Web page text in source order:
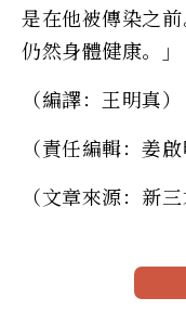
是在他被傳染之
仍然身體健康。」
（編譯：王明真）
（責任編輯：姜啟
（文章來源：新三